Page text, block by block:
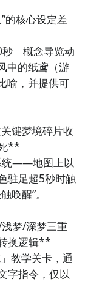
，订阅后可及
直播陪你玩
天所有进行开
试的游戏，有
可以在这里
直播陪你玩
的核心设定差
「概念导览动
中的纸鸢（游
喻，并提供可
键梦境碎片收
**
统——地图上以
驻足超5秒时触
唤醒”。
梦/深梦三重
换逻辑**
教学关卡，通
字指令，仅以